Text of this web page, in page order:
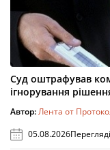
Суд оштрафував
ігнорування
Автор:Лента от
05.08.2026